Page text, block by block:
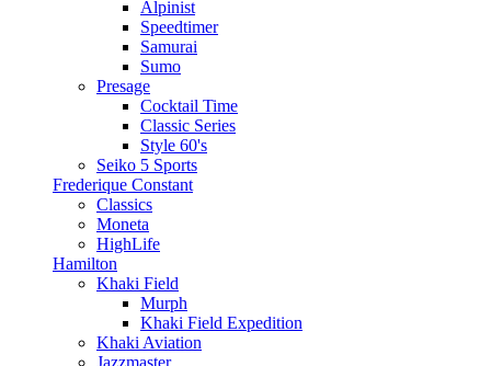
Alpinist
Speedtimer
Samurai
Sumo
Presage
Cocktail Time
Classic Series
Style 60's
Seiko 5 Sports
Frederique Constant
Classics
Moneta
HighLife
Hamilton
Khaki Field
Murph
Khaki Field Expedition
Khaki Aviation
Jazzmaster